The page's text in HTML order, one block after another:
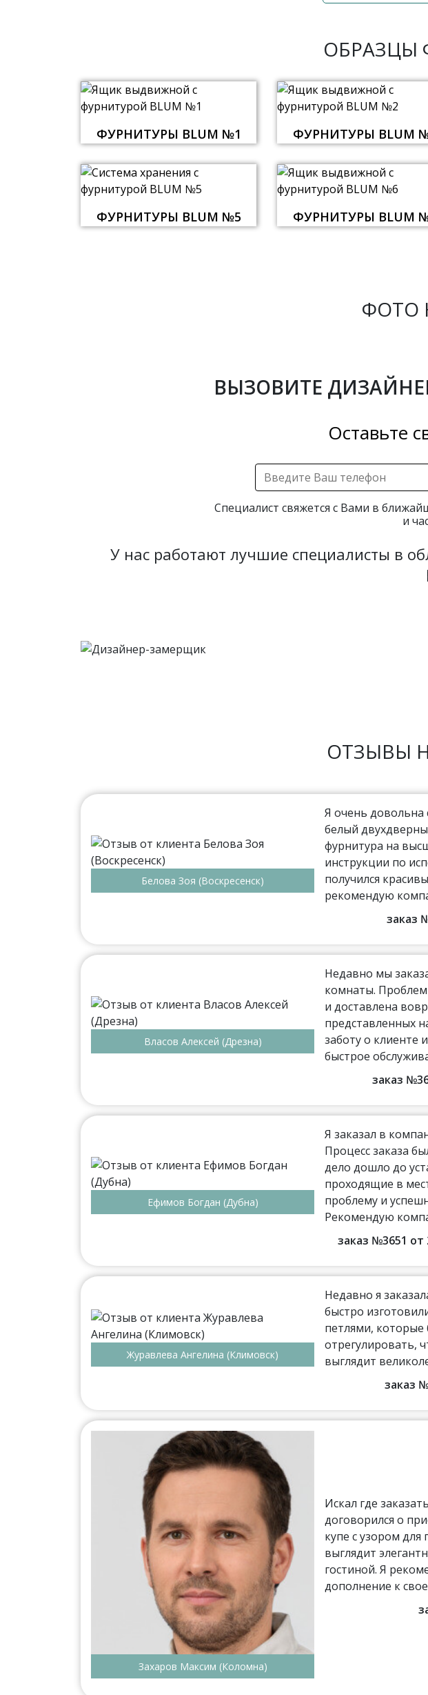
ОБРАЗЦЫ
ФУРНИТУРЫ BLUM №1 ФУРНИТУРЫ BLUM
ФУРНИТУРЫ BLUM №5
ФУРНИТУРЫ BLUM
ФОТО
ВЫЗОВИТЕ
Оставьте
Специалист свяжется с Вами в
и
У нас работают лучшие специалисты в
ОТЗЫВЫ
Белова Зоя (Воскресенск)
Я очень
белый
фурнитура на
инструкции по
получился
рекомендую
заказ
Власов Алексей (Дрезна)
Недавно мы
комнаты. Проблем
и доставлена
представленных
заботу о клиенте
быстрое
заказ
Ефимов Богдан (Дубна)
Я заказал в
Процесс заказа
дело дошло до
проходящие в
проблему и
Рекомендую
заказ №3651
Журавлева Ангелина (Климовск)
Недавно я
быстро
петлями,
отрегулировать,
выглядит
заказ
Захаров Максим (Коломна)
Искал где
договорился о
купе с узором
выглядит
гостиной. Я
дополнение к